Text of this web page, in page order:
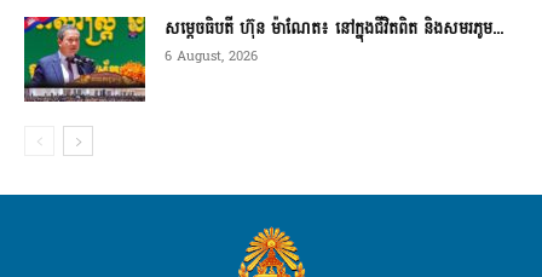
សម្តេចធិបតី ហ៊ុន ម៉ាណែត៖ នៅក្នុងជីវិតពិត និងសមរភូម...
6 August, 2026